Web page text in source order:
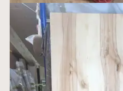
Vergrößerte Version anzeigen